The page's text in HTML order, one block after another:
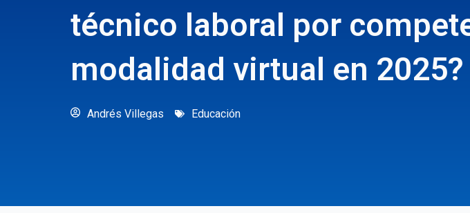
técnico laboral por
modalidad virtual en 2025?
Andrés Villegas Educación